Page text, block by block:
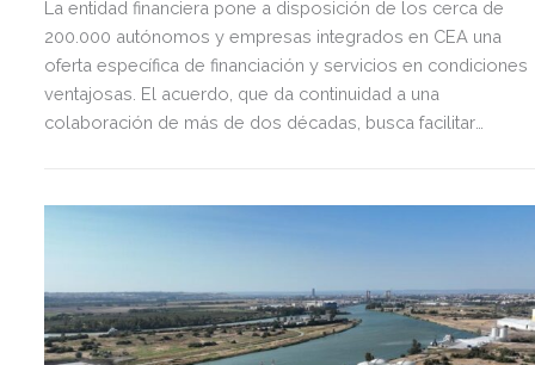
La entidad financiera pone a disposición de los cerca de
200.000 autónomos y empresas integrados en CEA una
oferta específica de financiación y servicios en condiciones
ventajosas. El acuerdo, que da continuidad a una
colaboración de más de dos décadas, busca facilitar
Unicaja a empresas, pymes y autónomos, uno de los